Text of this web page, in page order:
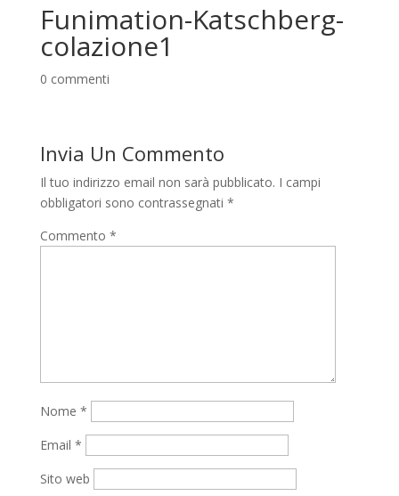
Funimation-Katschberg-
colazione1
0 commenti
Invia Un Commento
Il tuo indirizzo email non sarà pubblicato. I campi
obbligatori sono contrassegnati *
Commento *
Nome *
Email *
Sito web